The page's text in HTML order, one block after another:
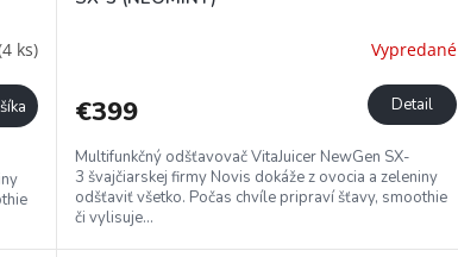
A
R
M
O
ks)
A
R
O
Vypredané
€399 Detail
Multifunkčný odšťavovač VitaJuicer NewGen SX-
3 švajčiarskej firmy Novis dokáže z ovocia a zeleniny
odšťaviť všetko. Počas chvíle pripraví šťavy, smoothie
či vylisuje...